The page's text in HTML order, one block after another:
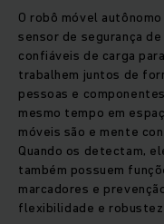
O robô móvel
sensor de segurança
confiáveis de carga
trabalhem juntos de
pessoas e
mesmo tempo em
móveis são e mente
Quando os detectam,
também possuem
marcadores e
flexibilidade e robustez